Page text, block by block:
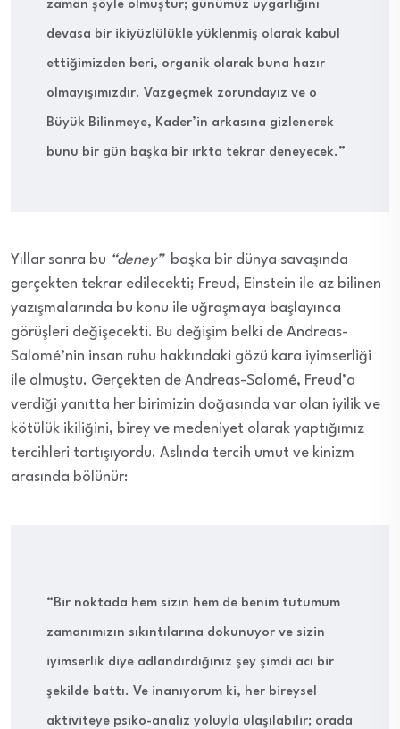
zaman şöyle olmuştur; günümüz uygarlığını
devasa bir ikiyüzlülükle yüklenmiş olarak kabul
ettiğimizden beri, organik olarak buna hazır
olmayışımızdır. Vazgeçmek zorundayız ve o
Büyük Bilinmeye, Kader’in arkasına gizlenerek
bunu bir gün başka bir ırkta tekrar deneyecek.”
Yıllar sonra bu “deney”başka bir dünya savaşında
gerçekten tekrar edilecekti; Freud, Einstein ile az bilinen
yazışmalarında bu konu ile uğraşmaya başlayınca
görüşleri değişecekti. Bu değişim belki de Andreas-
Salomé’nin insan ruhu hakkındaki gözü kara iyimserliği
ile olmuştu. Gerçekten de Andreas-Salomé, Freud’a
verdiği yanıtta her birimizin doğasında var olan iyilik ve
kötülük ikiliğini, birey ve medeniyet olarak yaptığımız
tercihleri tartışıyordu. Aslında tercih umut ve kinizm
arasında bölünür:
“Bir noktada hem sizin hem de benim tutumum
zamanımızın sıkıntılarına dokunuyor ve sizin
iyimserlik diye adlandırdığınız şey şimdi acı bir
şekilde battı. Ve inanıyorum ki, her bireysel
aktiviteye psiko-analiz yoluyla ulaşılabilir; orada